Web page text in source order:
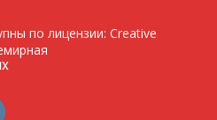
по лицензии: Creative